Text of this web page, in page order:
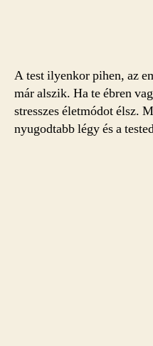
A test ilyenkor pihen, az
már alszik. Ha te ébren
stresszes életmódot élsz.
nyugodtabb légy és a